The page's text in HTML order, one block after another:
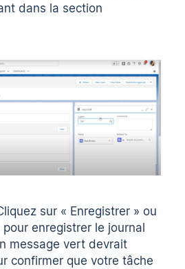
dans la section
sur « Enregistrer » ou
pour enregistrer le journal
message vert devrait
confirmer que votre tâche